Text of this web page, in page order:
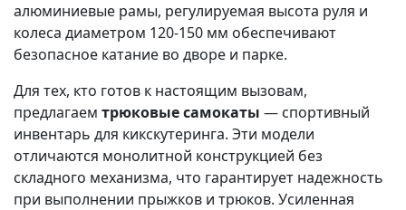
алюминиевые рамы, регулируемая высота руля и
колеса диаметром 120-150 мм обеспечивают
безопасное катание во дворе и парке.
Для тех, кто готов к настоящим вызовам,
предлагаем трюковые самокаты — спортивный
инвентарь для кикскутеринга. Эти модели
отличаются монолитной конструкцией без
складного механизма, что гарантирует надежность
при выполнении прыжков и трюков. Усиленная